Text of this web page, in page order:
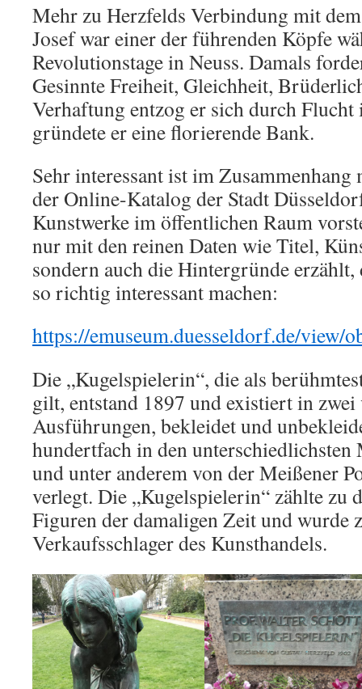
Mehr zu Herzfelds Verbindung mit
Josef war einer der führenden Köpfe
Revolutionstage in Neuss. Damals
Gesinnte Freiheit, Gleichheit,
Verhaftung entzog er sich durch
gründete er eine florierende Bank.
Sehr interessant ist im
der Online-Katalog der Stadt
Kunstwerke im öffentlichen Raum
nur mit den reinen Daten wie Titel,
sondern auch die Hintergründe
so richtig interessant machen:
https://emuseum.duesseldorf.de/view/
Die „Kugelspielerin“, die als
gilt, entstand 1897 und existiert in zwei
Ausführungen, bekleidet und
hundertfach in den
und unter anderem von der Meißener
verlegt. Die „Kugelspielerin“ zählte zu
Figuren der damaligen Zeit und wurde
Verkaufsschlager des Kunsthandels.